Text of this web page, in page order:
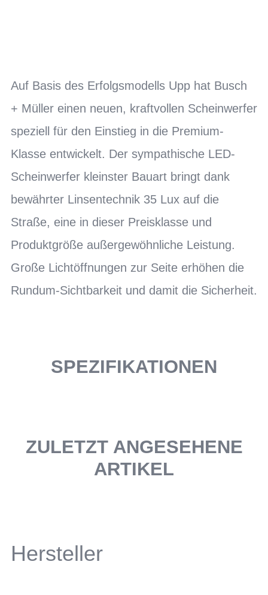
Auf Basis des Erfolgsmodells Upp hat Busch
+ Müller einen neuen, kraftvollen Scheinwerfer
speziell für den Einstieg in die Premium-
Klasse entwickelt. Der sympathische LED-
Scheinwerfer kleinster Bauart bringt dank
bewährter Linsentechnik 35 Lux auf die
Straße, eine in dieser Preisklasse und
Produktgröße außergewöhnliche Leistung.
Große Lichtöffnungen zur Seite erhöhen die
Rundum-Sichtbarkeit und damit die Sicherheit.
SPEZIFIKATIONEN
ZULETZT ANGESEHENE
ARTIKEL
Hersteller